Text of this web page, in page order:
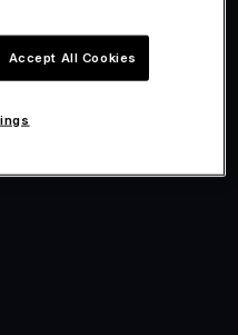
Accept All Cookies